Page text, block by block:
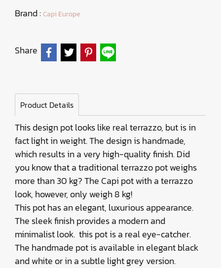
Brand :Capi Europe
Share
Product Details
This design pot looks like real terrazzo, but is in
fact light in weight. The design is handmade,
which results in a very high-quality finish. Did
you know that a traditional terrazzo pot weighs
more than 30 kg? The Capi pot with a terrazzo
look, however, only weigh 8 kg!
This pot has an elegant, luxurious appearance.
The sleek finish provides a modern and
minimalist look. this pot is a real eye-catcher.
The handmade pot is available in elegant black
and white or in a subtle light grey version.